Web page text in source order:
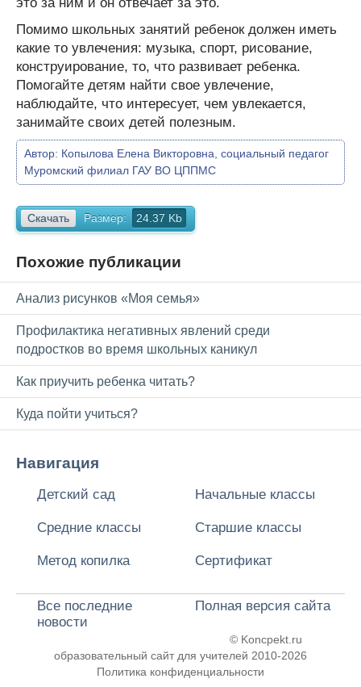
Помимо школьных занятий ребенок должен иметь
какие то увлечения: музыка, спорт, рисование,
конструирование, то, что развивает ребенка.
Помогайте детям найти свое увлечение,
наблюдайте, что интересует, чем увлекается,
занимайте своих детей полезным.
Автор: Копылова Елена Викторовна, социальный педагог
Муромский филиал ГАУ ВО ЦППМС
Скачать Размер: 24.37 Kb
Похожие публикации
Анализ рисунков «Моя семья»
Профилактика негативных явлений среди
подростков во время школьных каникул
Как приучить ребенка читать?
Куда пойти учиться?
Навигация
Детский сад Начальные классы
Средние классы Старшие классы
Метод копилка Сертификат
Все последние
новости
Полная версия сайта
© Koncpekt.ru
образовательный сайт для учителей 2010-2026
Политика конфиденциальности